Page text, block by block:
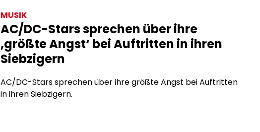
Algorithmen, ohne Reichweitenbeschränkungen und ohne
Werbeverträge, die den Inhalt einschränken. Was steckt
hinter dem Trend, und warum […]
MUSIK
AC/DC-Stars sprechen über ihre
‚größte Angst‘ bei Auftritten in ihren
Siebzigern
AC/DC-Stars sprechen über ihre größte Angst bei Auftritten
in ihren Siebzigern.